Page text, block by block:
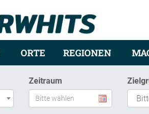
ORTE REGIONEN
Zeitraum